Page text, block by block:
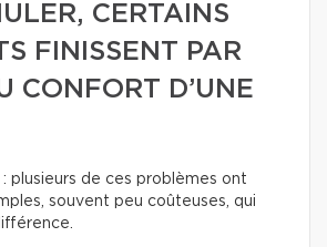
CERTAINS
FINISSENT PAR
CONFORT D’UNE
plusieurs de ces problèmes ont
souvent peu coûteuses, qui